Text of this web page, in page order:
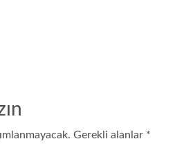
Gerekli alanlar *